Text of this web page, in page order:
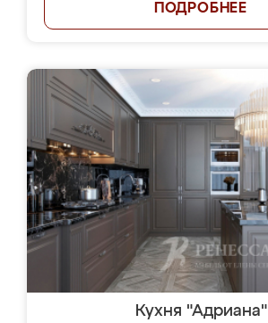
ПОДРОБНЕЕ
Кухня "Адриана"